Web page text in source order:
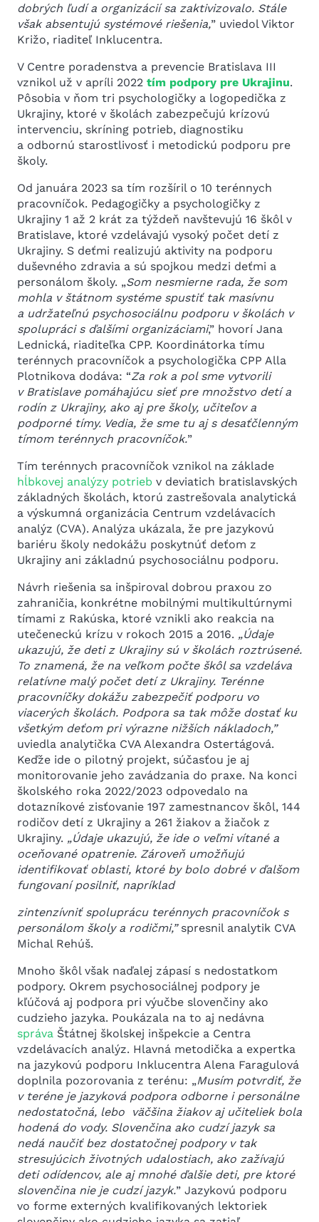
dobrých ľudí a organizácií sa zaktivizovalo. Stále
však absentujú systémové riešenia,” uviedol Viktor
Križo, riaditeľ Inklucentra.
V Centre poradenstva a prevencie Bratislava III
vznikol už v apríli 2022 tím podpory pre Ukrajinu.
Pôsobia v ňom tri psychologičky a logopedička z
Ukrajiny, ktoré v školách zabezpečujú krízovú
intervenciu, skríning potrieb, diagnostiku
a odbornú starostlivosť i metodickú podporu pre
školy.
Od januára 2023 sa tím rozšíril o 10 terénnych
pracovníčok. Pedagogičky a psychologičky z
Ukrajiny 1 až 2 krát za týždeň navštevujú 16 škôl v
Bratislave, ktoré vzdelávajú vysoký počet detí z
Ukrajiny. S deťmi realizujú aktivity na podporu
duševného zdravia a sú spojkou medzi deťmi a
personálom školy. „Som nesmierne rada, že som
mohla v štátnom systéme spustiť tak masívnu
a udržateľnú psychosociálnu podporu v školách v
spolupráci s ďalšími organizáciami,” hovorí Jana
Lednická, riaditeľka CPP. Koordinátorka tímu
terénnych pracovníčok a psychologička CPP Alla
Plotnikova dodáva: “Za rok a pol sme vytvorili
v Bratislave pomáhajúcu sieť pre množstvo detí a
rodín z Ukrajiny, ako aj pre školy, učiteľov a
podporné tímy. Vedia, že sme tu aj s desaťčlenným
tímom terénnych pracovníčok.”
Tím terénnych pracovníčok vznikol na základe
hĺbkovej analýzy potrieb v deviatich bratislavských
základných školách, ktorú zastrešovala analytická
a výskumná organizácia Centrum vzdelávacích
analýz (CVA). Analýza ukázala, že pre jazykovú
bariéru školy nedokážu poskytnúť deťom z
Ukrajiny ani základnú psychosociálnu podporu.
Návrh riešenia sa inšpiroval dobrou praxou zo
zahraničia, konkrétne mobilnými multikultúrnymi
tímami z Rakúska, ktoré vznikli ako reakcia na
utečeneckú krízu v rokoch 2015 a 2016. „Údaje
ukazujú, že deti z Ukrajiny sú v školách roztrúsené.
To znamená, že na veľkom počte škôl sa vzdeláva
relatívne malý počet detí z Ukrajiny. Terénne
pracovníčky dokážu zabezpečiť podporu vo
viacerých školách. Podpora sa tak môže dostať ku
všetkým deťom pri výrazne nižších nákladoch,”
uviedla analytička CVA Alexandra Ostertágová.
Keďže ide o pilotný projekt, súčasťou je aj
monitorovanie jeho zavádzania do praxe. Na konci
školského roka 2022/2023 odpovedalo na
dotazníkové zisťovanie 197 zamestnancov škôl, 144
rodičov detí z Ukrajiny a 261 žiakov a žiačok z
Ukrajiny. „Údaje ukazujú, že ide o veľmi vítané a
oceňované opatrenie. Zároveň umožňujú
identifikovať oblasti, ktoré by bolo dobré v ďalšom
fungovaní posilniť, napríklad
zintenzívniť spoluprácu terénnych pracovníčok s
personálom školy a rodičmi,”spresnil analytik CVA
Michal Rehúš.
Mnoho škôl však naďalej zápasí s nedostatkom
podpory. Okrem psychosociálnej podpory je
kľúčová aj podpora pri výučbe slovenčiny ako
cudzieho jazyka. Poukázala na to aj nedávna
správa Štátnej školskej inšpekcie a Centra
vzdelávacích analýz. Hlavná metodička a expertka
na jazykovú podporu Inklucentra Alena Faragulová
doplnila pozorovania z terénu: „Musím potvrdiť, že
v teréne je jazyková podpora odborne i personálne
nedostatočná, lebo väčšina žiakov aj učiteliek bola
hodená do vody. Slovenčina ako cudzí jazyk sa
nedá naučiť bez dostatočnej podpory v tak
stresujúcich životných udalostiach, ako zažívajú
deti odídencov, ale aj mnohé ďalšie deti, pre ktoré
slovenčina nie je cudzí jazyk.” Jazykovú podporu
vo forme externých kvalifikovaných lektoriek